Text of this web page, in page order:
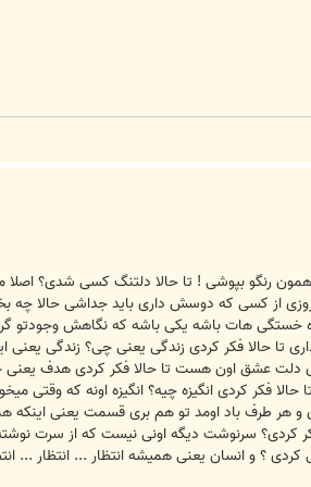
رنگو بپوشی ! تا حالا دلتنگ کسی شدی؟ اصلا
از کسی که دوسش داری باید جداشی حالا چه
هات باشه یکی باشه که نگاهش وجودتو گرم
حالا فکر کردی زندگی یعنی چی؟ زندگی یعنی
دلت عشق اون هست تا حالا فکر کردی هدف
فکر کردی انگیزه چیه؟ انگیزه اونه که وقتی
طرف باد اومد تو هم بری قسمت یعنی اینکه
کردی؟ سرنوشت دیگه اونی نیست که از سرت
؟ و انسان یعنی همیشه انتظار ... انتظار ...